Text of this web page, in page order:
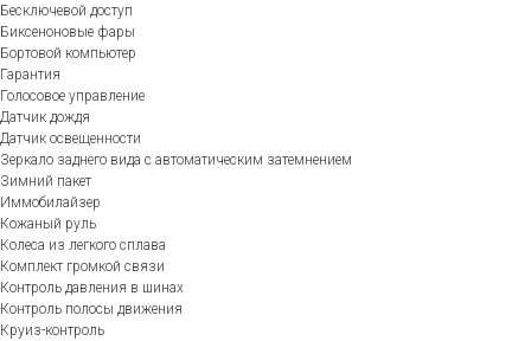
Бесключевой доступ
Биксеноновые фары
Бортовой компьютер
Гарантия
Голосовое управление
Датчик дождя
Датчик освещенности
Зеркало заднего вида с автоматическим затемнением
Зимний пакет
Иммобилайзер
Кожаный руль
Колеса из легкого сплава
Комплект громкой связи
Контроль давления в шинах
Контроль полосы движения
Круиз-контроль